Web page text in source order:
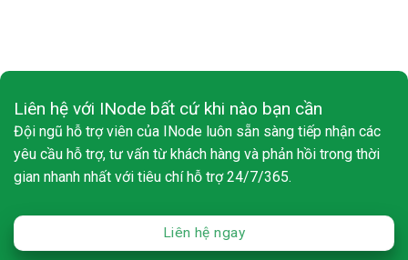
Liên hệ với INode bất cứ khi nào bạn cần
Đội ngũ hỗ trợ viên của INode luôn sẵn sàng tiếp nhận các
yêu cầu hỗ trợ, tư vấn từ khách hàng và phản hồi trong thời
gian nhanh nhất với tiêu chí hỗ trợ 24/7/365.
Liên hệ ngay